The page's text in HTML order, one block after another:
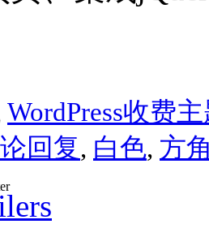
WordPress收费
回复, 白色, 方